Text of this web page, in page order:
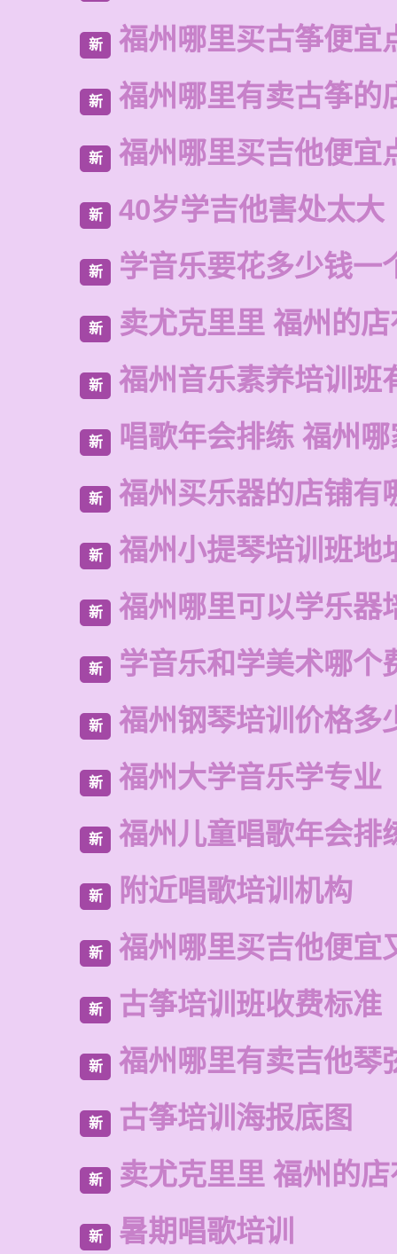
新 福州哪里买古筝便宜
新 福州哪里有卖古筝的
新 福州哪里买吉他便宜
新 40岁学吉他害处太大
新 学音乐要花多少钱一
新 卖尤克里里 福州的
新 福州音乐素养培训班
新 唱歌年会排练 福州
新 福州买乐器的店铺有
新 福州小提琴培训班地
新 福州哪里可以学乐器
新 学音乐和学美术哪个
新 福州钢琴培训价格多
新 福州大学音乐学专业
新 福州儿童唱歌年会排
新 附近唱歌培训机构
新 福州哪里买吉他便宜
新 古筝培训班收费标准
新 福州哪里有卖吉他琴
新 古筝培训海报底图
新 卖尤克里里 福州的
新 暑期唱歌培训